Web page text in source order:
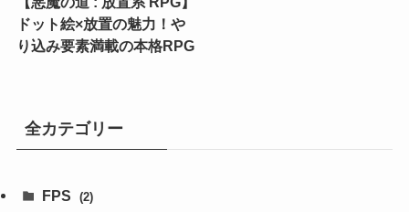
ドット絵×放置の魅力！や
り込み要素満載の本格RPG
全カテゴリー
FPS (2)